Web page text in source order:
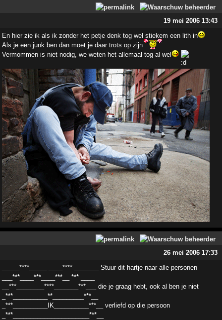
19 mei 2006 13:43
En hier zie ik als ik zonder het petje denk tog wel stiekem een lith in
Als je een junk ben dan moet je daar trots op zijn
Vermommen is niet nodig, we weten het allemaal tog al wel
26 mei 2006 17:33
_____****_____ ____**** _______ Stuur dit hartje naar alle personen
___***____***____***__ *** ____
__***________****_______***___ die je graag hebt, ook al ben je niet
_***__________**_________***__
_***__________IK__________***__ verliefd op die persoon
_***______________________***__